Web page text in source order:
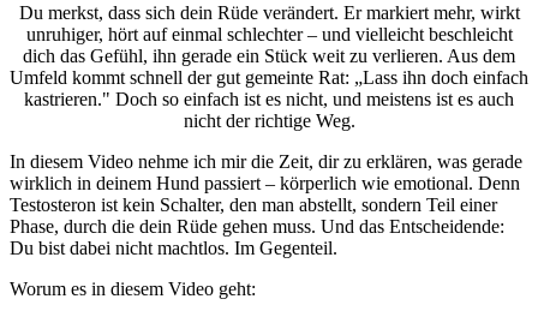
Du merkst, dass sich dein Rüde verändert. Er markiert mehr, wirkt
unruhiger, hört auf einmal schlechter – und vielleicht beschleicht
dich das Gefühl, ihn gerade ein Stück weit zu verlieren. Aus dem
Umfeld kommt schnell der gut gemeinte Rat: „Lass ihn doch einfach
kastrieren." Doch so einfach ist es nicht, und meistens ist es auch
nicht der richtige Weg.
In diesem Video nehme ich mir die Zeit, dir zu erklären, was gerade
wirklich in deinem Hund passiert – körperlich wie emotional. Denn
Testosteron ist kein Schalter, den man abstellt, sondern Teil einer
Phase, durch die dein Rüde gehen muss. Und das Entscheidende:
Du bist dabei nicht machtlos. Im Gegenteil.
Worum es in diesem Video geht: